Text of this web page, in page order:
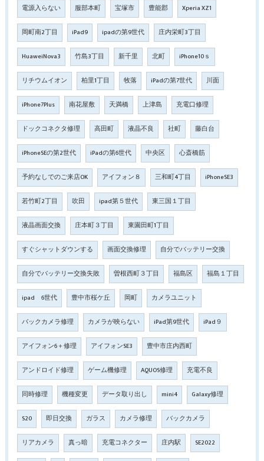
電源入らない 服部本町 宝塚市 豊能郡 Xperia XZ1
岡町南2丁目 iPad9 ipadの第9世代 庄内栄町3丁目
HuaweiNova3 竹島3丁目 新千里 北町 iPhone10ｓ
リチウムイオン 柏里1丁目 牧落 iPadの第7世代 川面
iPhone7Plus 南花屋敷 天満橋 上津島 充電口修理
ドックコネクタ修理 高田町 液晶不良 社町 藤白台
iPhoneSEの第2世代 iPadの第6世代 中央区 心斎橋筋
予約なしでのご来店OK アイフォン８ 三和町4丁目 iPhoneSE3
若竹町2丁目 吹田 ipad第５世代 東三国１丁目
液晶画面交換 庄本町３丁目 東園田町1丁目
すぐシャットダウンする 画面交換修理 自分でバッテリー交換
自分でバッテリー交換失敗 曽根西町３丁目 福島区 福島１丁目
ipad 6世代 豊中市桜ケ丘 岡町 カメラユニット
バックカメラ修理 カメラが映らない iPad第9世代 iPad９
アイフォン6＋修理 アイフォンSE3 豊中市庄内西町
アンドロイド修理 ゲーム機修理 AQUOS修理 充電不良
同時修理 機種変更 データ取り出し mini4 Galaxy修理
S20 即日交換 ガラス カメラ修理 バックカメラ
リアカメラ 真っ暗 充電コネクター 庄内駅 SE2022